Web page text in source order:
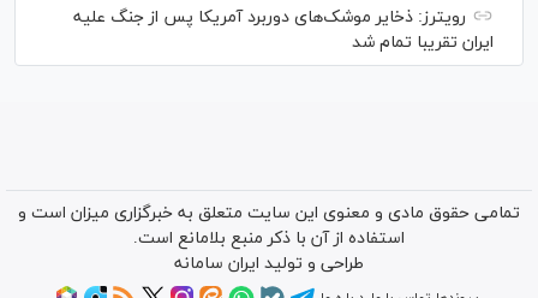
رویترز: ذخایر موشک‌های دوربرد آمریکا پس از جنگ علیه
ایران تقریبا تمام شد
تمامی حقوق مادی و معنوی این سایت متعلق به خبرگزاری میزان است و
استفاده از آن با ذکر منبع بلامانع است.
طراحی و تولید ایران سامانه